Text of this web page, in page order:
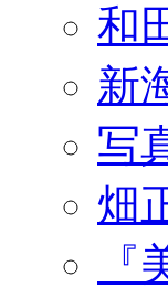
和
新
写
畑